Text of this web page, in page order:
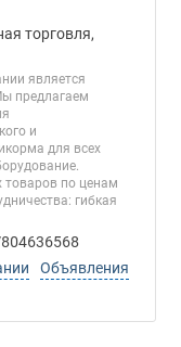
торговля,
является
предлагаем
и
для всех
товаров по ценам
гибкая
Объявления